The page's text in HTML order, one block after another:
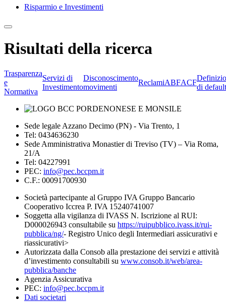
Risparmio e Investimenti
Risultati della ricerca
Trasparenza
e
Normativa
Servizi di
Investimento
Disconoscimento
movimenti
ReclamiABFACF
di default
Sede legale Azzano Decimo (PN) - Via Trento, 1
Tel: 0434636230
Sede Amministrativa Monastier di Treviso (TV) – Via Roma,
21/A
Tel: 04227991
PEC: info@pec.bccpm.it
C.F.: 00091700930
Società partecipante al Gruppo IVA Gruppo Bancario
Cooperativo Iccrea P. IVA 15240741007
Soggetta alla vigilanza di IVASS N. Iscrizione al RUI:
D000026943 consultabile su https://ruipubblico.ivass.it/rui-
pubblica/ng/- Registro Unico degli Intermediari assicurativi e
riassicurativi>
Autorizzata dalla Consob alla prestazione dei servizi e attività
d’investimento consultabili su www.consob.it/web/area-
pubblica/banche
Agenzia Assicurativa
PEC: info@pec.bccpm.it
Dati societari